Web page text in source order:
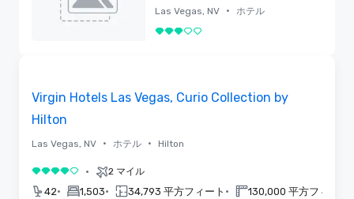
Casino
Las Vegas, NV • ホテル
5 中の 3
Virgin Hotels Las Vegas, Curio Collection by
Hilton
Las Vegas, NV • ホテル • Hilton
5 中の 4 • 2 マイル
42• 1,503• 34,793 平方フィート • 130,000 平方フィート